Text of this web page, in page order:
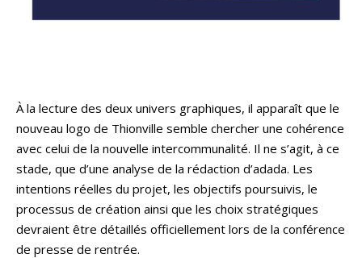
À la lecture des deux univers graphiques, il apparaît que le
nouveau logo de Thionville semble chercher une cohérence
avec celui de la nouvelle intercommunalité. Il ne s’agit, à ce
stade, que d’une analyse de la rédaction d’adada. Les
intentions réelles du projet, les objectifs poursuivis, le
processus de création ainsi que les choix stratégiques
devraient être détaillés officiellement lors de la conférence
de presse de rentrée.